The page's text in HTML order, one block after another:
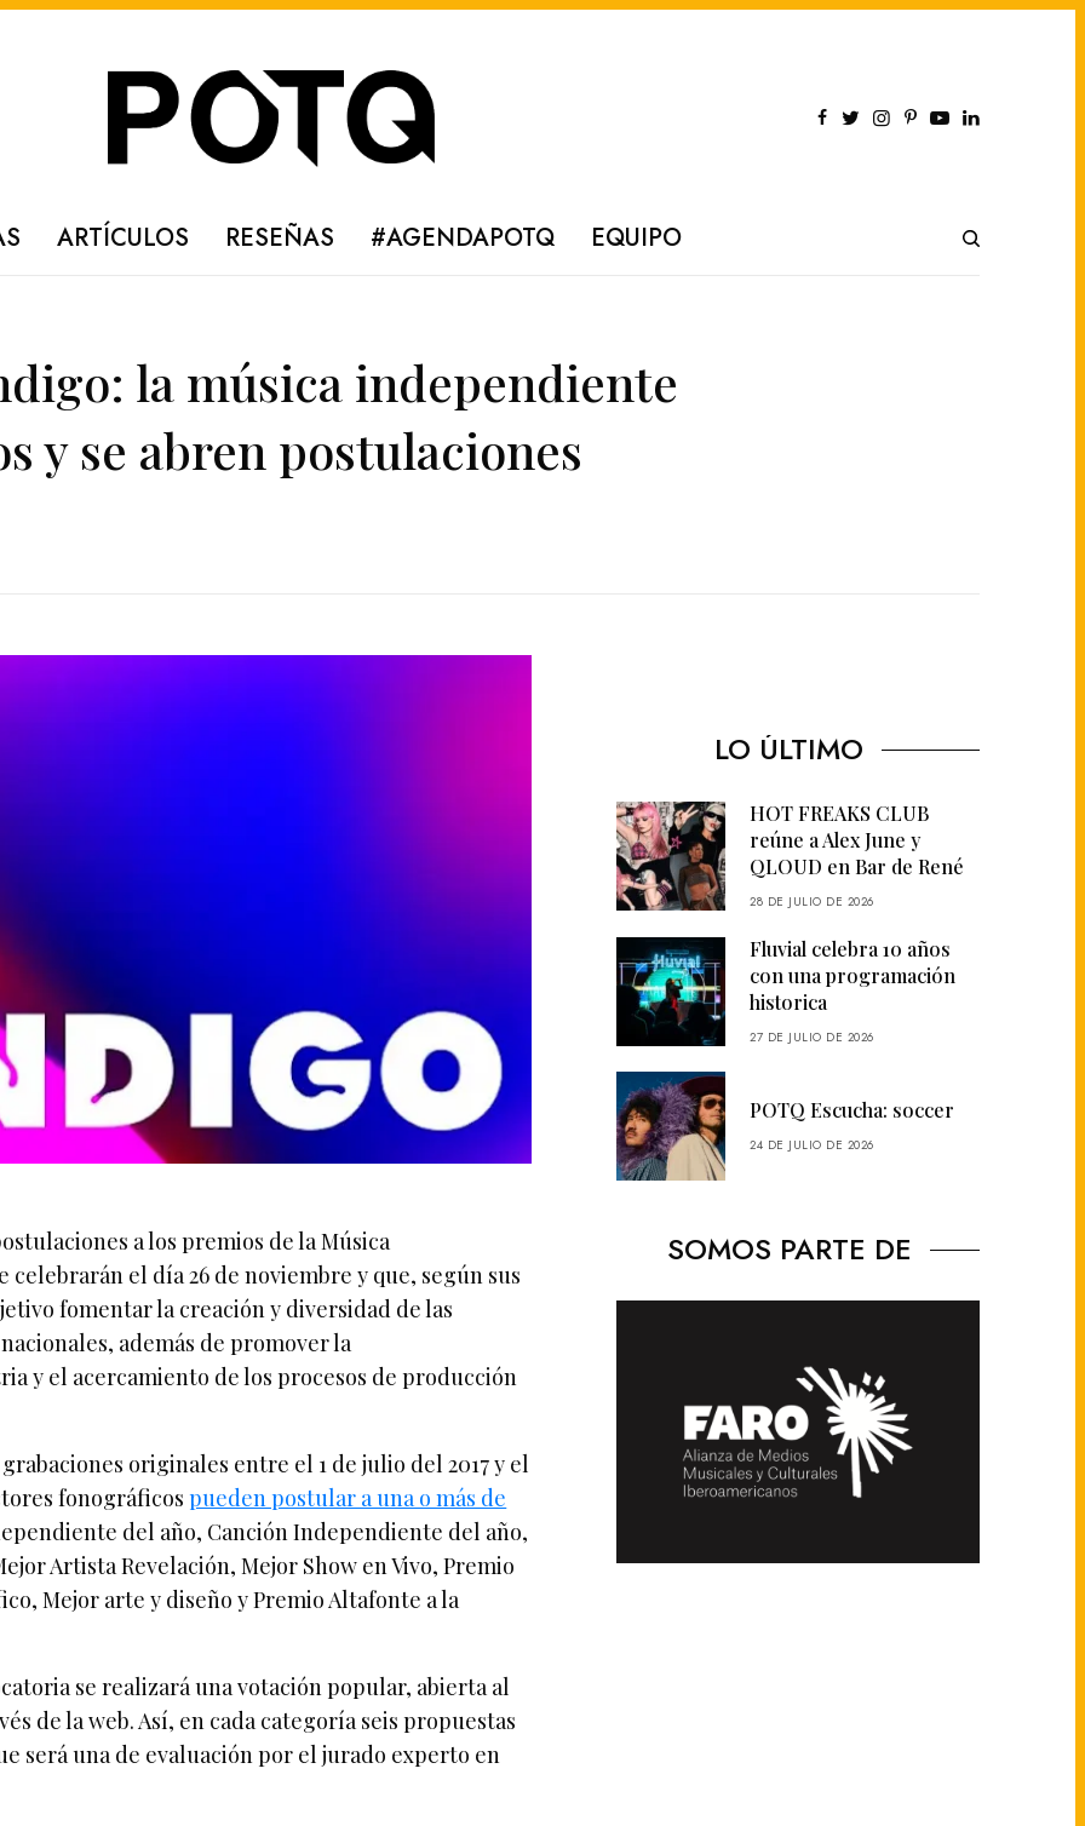
ARTÍCULOS RESEÑAS #AGENDAPOTQ EQUIPO
la música independiente
y se abren postulaciones
a los premios de la Música
el día 26 de noviembre y que, según sus
fomentar la creación y diversidad de las
además de promover la
y el acercamiento de los procesos de producción
originales entre el 1 de julio del 2017 y el
fonográficospueden postular a una o más de
del año, Canción Independiente del año,
Artista Revelación, Mejor Show en Vivo, Premio
Mejor arte y diseño y Premio Altafonte a la
se realizará una votación popular, abierta al
de la web. Así, en cada categoría seis propuestas
será una de evaluación por el jurado experto en
LO ÚLTIMO
HOT FREAKS CLUB
reúne a Alex June y
QLOUD en Bar de René
28 DE JULIO DE 2026
Fluvial celebra 10 años
con una programación
historica
27 DE JULIO DE 2026
POTQ Escucha: soccer
24 DE JULIO DE 2026
SOMOS PARTE DE